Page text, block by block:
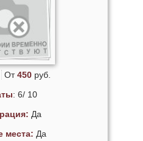
От450 руб.
: 6/ 10
Да
места: Да